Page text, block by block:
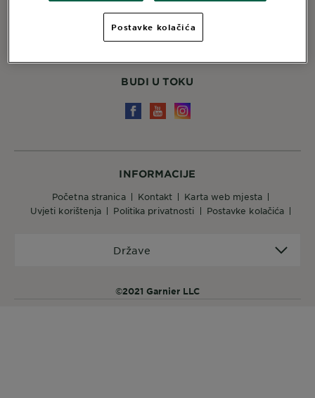
INFORMACIJE
početna stranica kontakt
karta web mjesta
uvjeti korištenja
politika privatnosti postavke kolačića
©2021 Garnier LLC
Države
BUDI U TOKU
operatera.
Postavke kolačića